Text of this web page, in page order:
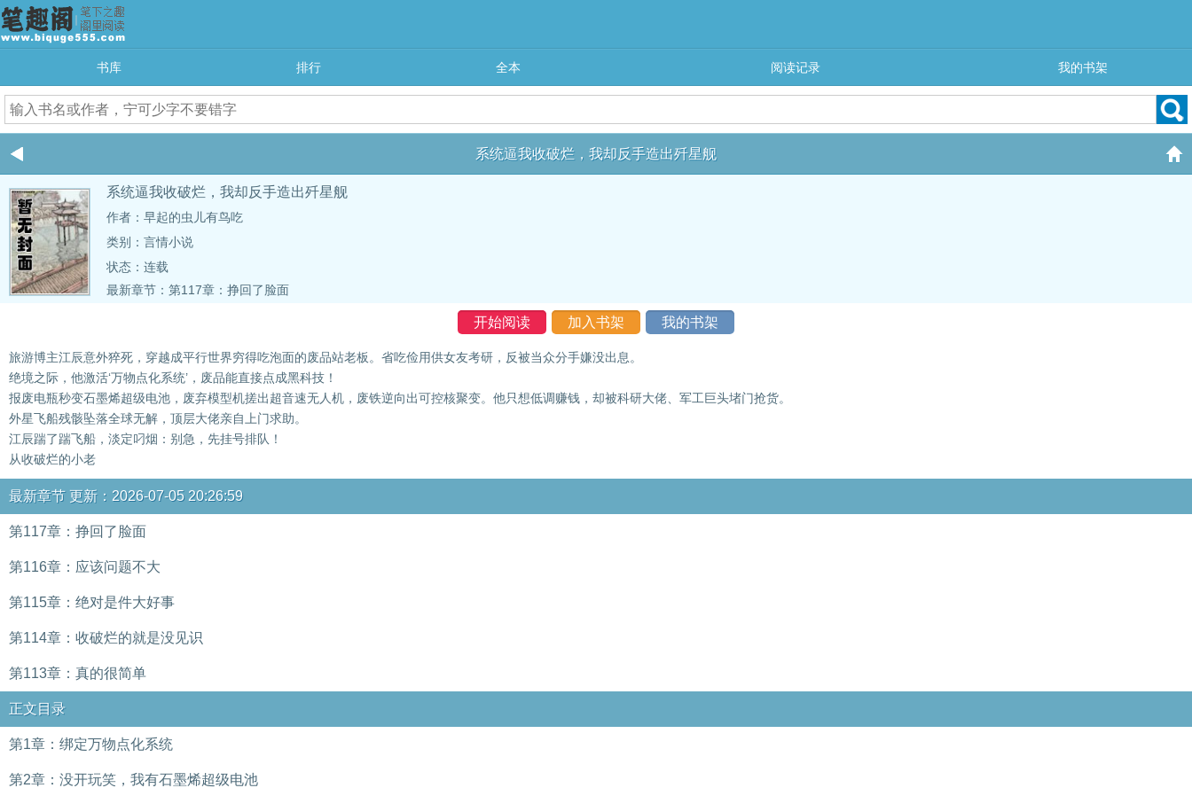
书库 排行 全本 阅读记录 我的书架
系统逼我收破烂，我却反手造出歼星舰
系统逼我收破烂，我却反手造出歼星舰
作者：早起的虫儿有鸟吃
类别：言情小说
状态：连载
最新章节： 第117章：挣回了脸面
开始阅读 加入书架 我的书架
旅游博主江辰意外猝死，穿越成平行世界穷得吃泡面的废品站老板。省吃俭用供女友考研，反被当众分手嫌没出息。
绝境之际，他激活‘万物点化系统’，废品能直接点成黑科技！
报废电瓶秒变石墨烯超级电池，废弃模型机搓出超音速无人机，废铁逆向出可控核聚变。他只想低调赚钱，却被科研大佬、军工巨头堵门抢货。
外星飞船残骸坠落全球无解，顶层大佬亲自上门求助。
江辰踹了踹飞船，淡定叼烟：别急，先挂号排队！
从收破烂的小老
最新章节 更新：2026-07-05 20:26:59
第117章：挣回了脸面
第116章：应该问题不大
第115章：绝对是件大好事
第114章：收破烂的就是没见识
第113章：真的很简单
正文目录
第1章：绑定万物点化系统
第2章：没开玩笑，我有石墨烯超级电池